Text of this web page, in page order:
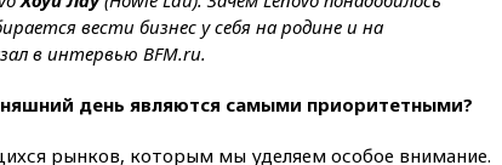
качество жилья в Нью-Йорке и
России
в Госдепе, чтобы «вести
вести бизнес у себя на родине и на
в интервью BFM.ru.
день являются самыми приоритетными?
рынков, которым мы уделяем особое внимание.